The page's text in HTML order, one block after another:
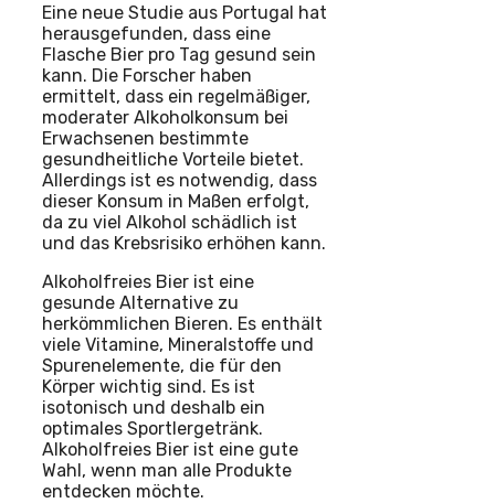
Eine neue Studie aus Portugal hat
herausgefunden, dass eine
Flasche Bier pro Tag gesund sein
kann. Die Forscher haben
ermittelt, dass ein regelmäßiger,
moderater Alkoholkonsum bei
Erwachsenen bestimmte
gesundheitliche Vorteile bietet.
Allerdings ist es notwendig, dass
dieser Konsum in Maßen erfolgt,
da zu viel Alkohol schädlich ist
und das Krebsrisiko erhöhen kann.
Alkoholfreies Bier ist eine
gesunde Alternative zu
herkömmlichen Bieren. Es enthält
viele Vitamine, Mineralstoffe und
Spurenelemente, die für den
Körper wichtig sind. Es ist
isotonisch und deshalb ein
optimales Sportlergetränk.
Alkoholfreies Bier ist eine gute
Wahl, wenn man alle Produkte
entdecken möchte.